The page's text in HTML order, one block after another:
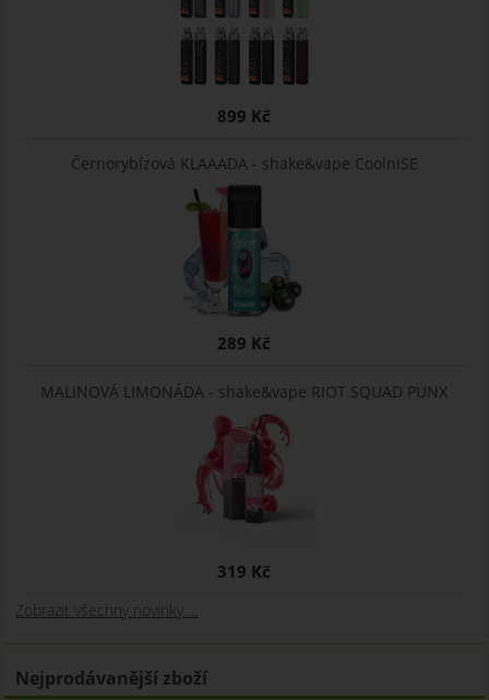
899 Kč
Černorybízová KLAAADA - shake&vape CoolniSE
289 Kč
MALINOVÁ LIMONÁDA - shake&vape RIOT SQUAD PUNX
319 Kč
Zobrazit všechny novinky ...
Nejprodávanější zboží